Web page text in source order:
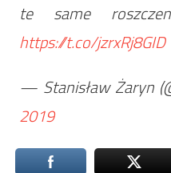
te same
https://t.co/jzrxRj8GID
— Stanisław Żaryn
2019